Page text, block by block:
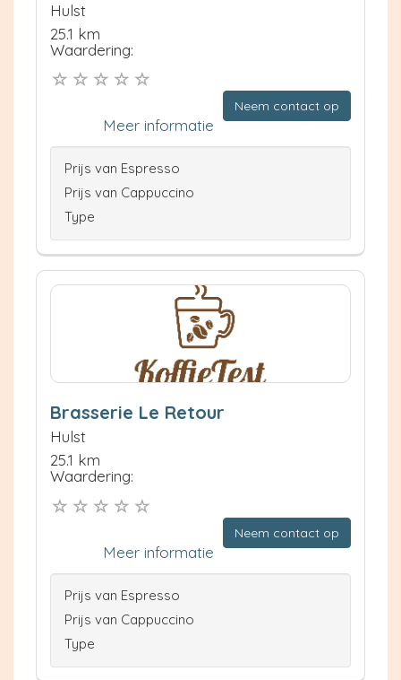
Hulst
25.1 km
Waardering:
Neem contact op
Meer informatie
Prijs van Espresso
Prijs van Cappuccino
Type
Brasserie Le Retour
Hulst
25.1 km
Waardering:
Neem contact op
Meer informatie
Prijs van Espresso
Prijs van Cappuccino
Type